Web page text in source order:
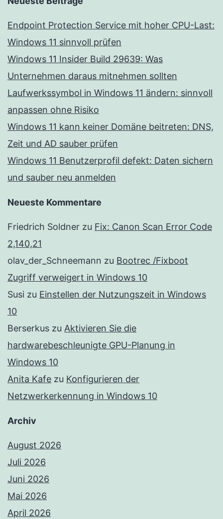
Endpoint Protection Service mit hoher CPU-Last:
Windows 11 sinnvoll prüfen
Windows 11 Insider Build 29639: Was
Unternehmen daraus mitnehmen sollten
Laufwerkssymbol in Windows 11 ändern: sinnvoll
anpassen ohne Risiko
Windows 11 kann keiner Domäne beitreten: DNS,
Zeit und AD sauber prüfen
Windows 11 Benutzerprofil defekt: Daten sichern
und sauber neu anmelden
Neueste Kommentare
Friedrich Soldner zu Fix: Canon Scan Error Code
2,140,21
olav_der_Schneemann zu Bootrec /Fixboot
Zugriff verweigert in Windows 10
Susi zu Einstellen der Nutzungszeit in Windows
10
Berserkus zu Aktivieren Sie die
hardwarebeschleunigte GPU-Planung in
Windows 10
Anita Kafe zu Konfigurieren der
Netzwerkerkennung in Windows 10
Archiv
August 2026
Juli 2026
Juni 2026
Mai 2026
April 2026